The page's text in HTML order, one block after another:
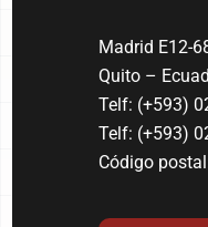
Madrid E12-
Quito –
Telf: (+593)
Telf: (+593)
Código